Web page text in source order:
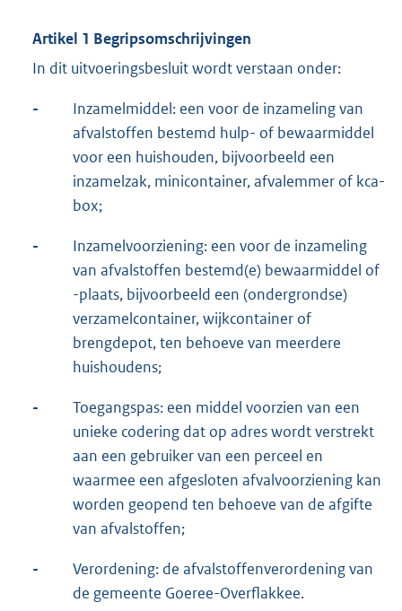
Artikel 1 Begripsomschrijvingen
In dit uitvoeringsbesluit wordt verstaan onder:
-
Inzamelmiddel: een voor de inzameling van
afvalstoffen bestemd hulp- of bewaarmiddel
voor een huishouden, bijvoorbeeld een
inzamelzak, minicontainer, afvalemmer of kca-
box;
-
Inzamelvoorziening: een voor de inzameling
van afvalstoffen bestemd(e) bewaarmiddel of
-plaats, bijvoorbeeld een (ondergrondse)
verzamelcontainer, wijkcontainer of
brengdepot, ten behoeve van meerdere
huishoudens;
-
Toegangspas: een middel voorzien van een
unieke codering dat op adres wordt verstrekt
aan een gebruiker van een perceel en
waarmee een afgesloten afvalvoorziening kan
worden geopend ten behoeve van de afgifte
van afvalstoffen;
-
Verordening: de afvalstoffenverordening van
de gemeente Goeree-Overflakkee.